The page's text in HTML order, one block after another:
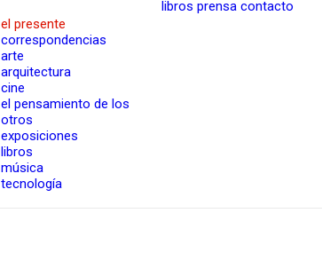
el presente
correspondencias
arte
arquitectura
cine
el pensamiento de los
otros
exposiciones
libros
música
tecnología
libros prensa contacto